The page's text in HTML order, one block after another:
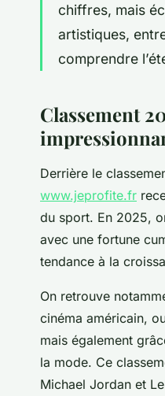
chiffres, mais
artistiques,
comprendre
Classement
Derrière le
www.jeprofite.fr
du sport. En 2025,
avec une fortune
tendance à la
On retrouve
cinéma américain,
mais également
la mode. Ce
Michael Jordan et